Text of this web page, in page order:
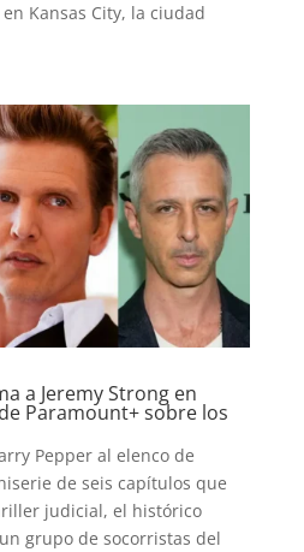
Kansas City, la ciudad
a Jeremy Strong en
Paramount+ sobre los
Pepper al elenco de
de seis capítulos que
judicial, el histórico
grupo de socorristas del